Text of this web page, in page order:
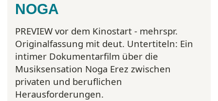
NOGA
PREVIEW vor dem Kinostart - mehrspr.
Originalfassung mit deut. Untertiteln: Ein
intimer Dokumentarfilm über die
Musiksensation Noga Erez zwischen
privaten und beruflichen
Herausforderungen.